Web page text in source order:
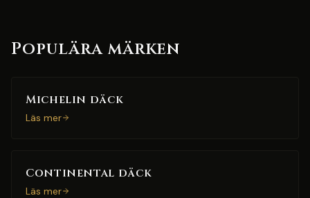
Populära märken
Michelin däck
Läs mer
Continental däck
Läs mer